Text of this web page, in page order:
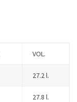
VOL.
27.2 l.
27.8 l.